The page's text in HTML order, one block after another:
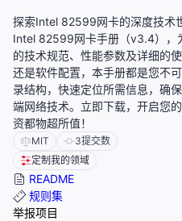
探索Intel 82599网卡的深度技术
Intel 82599网卡手册（v3.4），
的技术规范、性能参数及详细的
还是软件配置，本手册都是您不
录结构，快速定位所需信息，确
端网络技术。立即下载，开启您
资都物超所值！
MIT 3提交数
定制我的领域
README
规则集
举报项目